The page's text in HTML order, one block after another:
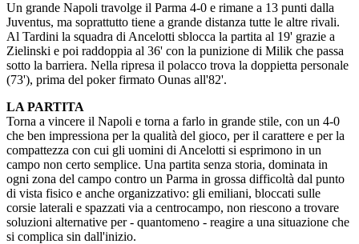
Un grande Napoli travolge il Parma 4-0 e rimane a 13 punti dalla
Juventus, ma soprattutto tiene a grande distanza tutte le altre rivali.
Al Tardini la squadra di Ancelotti sblocca la partita al 19' grazie a
Zielinski e poi raddoppia al 36' con la punizione di Milik che passa
sotto la barriera. Nella ripresa il polacco trova la doppietta personale
(73'), prima del poker firmato Ounas all'82'.
LA PARTITA
Torna a vincere il Napoli e torna a farlo in grande stile, con un 4-0
che ben impressiona per la qualità del gioco, per il carattere e per la
compattezza con cui gli uomini di Ancelotti si esprimono in un
campo non certo semplice. Una partita senza storia, dominata in
ogni zona del campo contro un Parma in grossa difficoltà dal punto
di vista fisico e anche organizzativo: gli emiliani, bloccati sulle
corsie laterali e spazzati via a centrocampo, non riescono a trovare
soluzioni alternative per - quantomeno - reagire a una situazione che
si complica sin dall'inizio.